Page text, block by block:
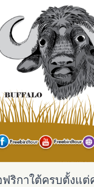
ริกาใต้ครบตั้งแ